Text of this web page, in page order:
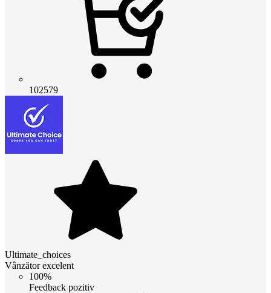
102579
Ultimate_choices
Vânzător excelent
100%
Feedback pozitiv